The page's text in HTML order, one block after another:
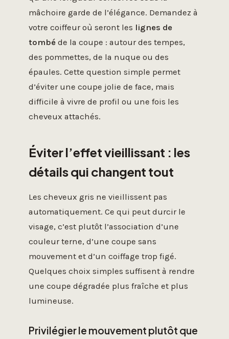
mâchoire garde de l’élégance. Demandez à
votre coiffeur où seront les lignes de
tombé de la coupe : autour des tempes,
des pommettes, de la nuque ou des
épaules. Cette question simple permet
d’éviter une coupe jolie de face, mais
difficile à vivre de profil ou une fois les
cheveux attachés.
Éviter l’effet vieillissant : les
détails qui changent tout
Les cheveux gris ne vieillissent pas
automatiquement. Ce qui peut durcir le
visage, c’est plutôt l’association d’une
couleur terne, d’une coupe sans
mouvement et d’un coiffage trop figé.
Quelques choix simples suffisent à rendre
une coupe dégradée plus fraîche et plus
lumineuse.
Privilégier le mouvement plutôt que